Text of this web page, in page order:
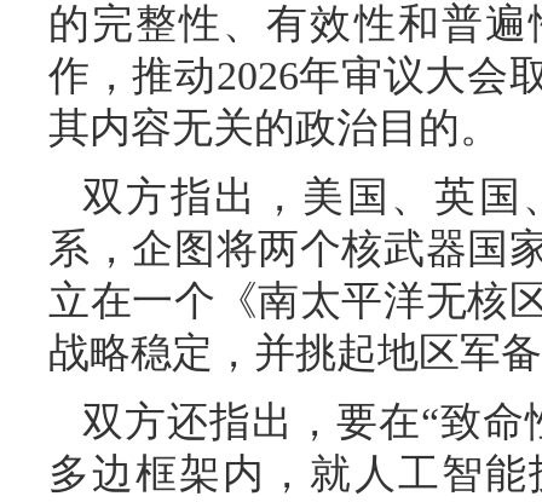
的完整性、有效性和普
作，推动2026年审议大会
其内容无关的政治目的。
双方指出，美国、英国
系，企图将两个核武器国
立在一个《南太平洋无核
战略稳定，并挑起地区军
双方还指出，要在“致
多边框架内，就人工智